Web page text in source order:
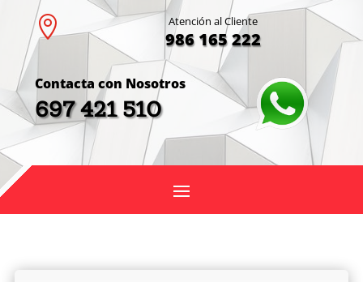
 Atención al Cliente
986 165 222
Contacta con Nosotros
697 421 510